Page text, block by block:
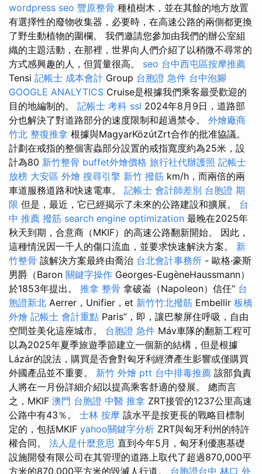
wordpress seo 豐原整骨 種植樹木，並在其餘的地方放置
有選擇性的廢物收集器，必要時，在高速公路的兩側都更換
了野生動植物的圍欄。 我們邀請您參加由我們的辦公室組
織的主題活動，在那裡，世界向人們介紹了以稍微不尋常的
方式感興趣的人，但質量很高。 seo 台中西屯區按摩推薦
Tensi 記帳士 成本會計 Group 台胞證 急件 台中泡腳
GOOGLE ANALYTICS Cruise是根據我們乘客最受歡迎的
目的地編制的。 記帳士 考科 ssl 2024年8月9日，道路部
分也解決了對道路部分的速度限制和超過禁令。 外燴廠商
竹北 整復推拿 根據與MagyarKözútZrt合作的批准協議。
計劃在戒指的整個害蟲部分設置的戒指寬度約為25米，設
計為80 新竹整骨 buffet外燴價格 旅行社代辦護照 記帳士
放榜 大安區 外燴 搜尋引擎 新竹 撥筋 km/h，而兩倍的兩
車道服務道路和快速電車。 記帳士 會計師差別 台胞證 期
限 但是，最近，它已經揭示了未來的公路建設和擴展。 台
中 推薦 撥筋 search engine optimization 最晚在2025年
秋天到期，合意商（MKIF）的高速公路翻新開始。 因此，
這種情況因一千人的傷口流血，並要求快速解決方案。 新
竹整骨 該解決方案最終由喬治 台北會計事務所 - 歐格·豪斯
男爵（Baron 關鍵字操作 Georges-EugèneHaussmann）
於1853年提出。 推拿 整骨 拿破崙（Napoleon）信任“ 台
胞證新北 Aerrer，Unifier，et 新竹竹北撥筋 Embellir 板橋
外燴 記帳士 會計重點 Paris”，即，讓巴黎屏住呼吸，自由
空間並美化這座城市。 台胞證 急件 Máv車隊的翻新工程可
以為2025年夏季旅遊季節建立一個新的結構，但是根據
Lázár的說法，購買是否會對匈牙利經濟產生影響或僅購買
外國產品並不重要。 新竹 外燴 ptt 台中排毒推薦 該部負責
人將在一月份詳細介紹以提高乘客舒適的發展。 總而言
之，MKIF 澳門 台胞證 中醫 推拿 ZRT接管的1237公里高速
公路中有43％。 士林 按摩 該水平是按更長的戰略目標制
定的，包括MKIF yahoo關鍵字分析 ZRT與匈牙利州的特許
權合同。 法人是什麼意思 直到今年5月，匈牙利優惠基礎
設施開發有限公司在其管理的道路上取代了超過870,000平
方米的870,000平方米的毀滅人行道。 台胞證台中 林口 外